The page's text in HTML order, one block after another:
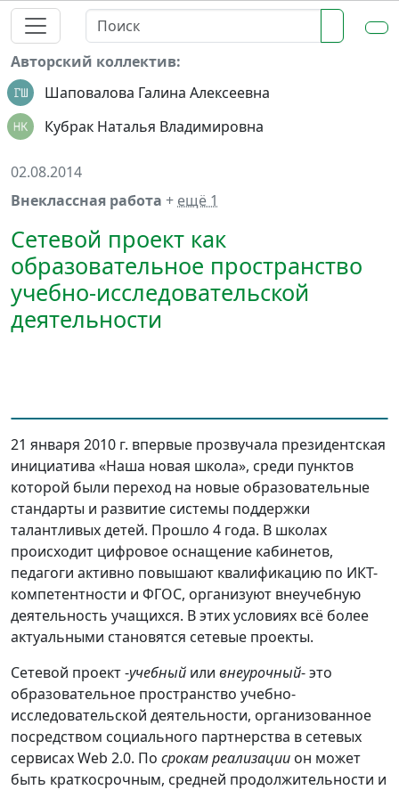
Авторский коллектив:
Шаповалова Галина Алексеевна
Кубрак Наталья Владимировна
02.08.2014
Внеклассная работа + ещё 1
Сетевой проект как
образовательное пространство
учебно-исследовательской
деятельности
21 января 2010 г. впервые прозвучала президентская
инициатива «Наша новая школа», среди пунктов
которой были переход на новые образовательные
стандарты и развитие системы поддержки
талантливых детей. Прошло 4 года. В школах
происходит цифровое оснащение кабинетов,
педагоги активно повышают квалификацию по ИКТ-
компетентности и ФГОС, организуют внеучебную
деятельность учащихся. В этих условиях всё более
актуальными становятся сетевые проекты.
Сетевой проект -учебный или внеурочный- это
образовательное пространство учебно-
исследовательской деятельности, организованное
посредством социального партнерства в сетевых
сервисах Web 2.0. По срокам реализации он может
быть краткосрочным, средней продолжительности и